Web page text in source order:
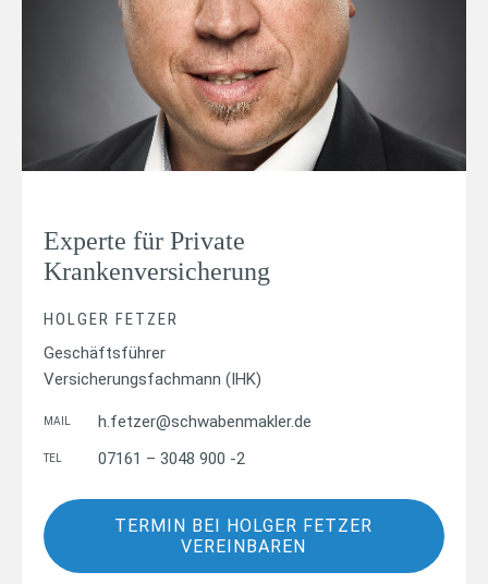
Experte für Private
Krankenversicherung
HOLGER FETZER
Geschäftsführer
Versicherungsfachmann (IHK)
MAIL h.fetzer@schwabenmakler.de
TEL 07161 – 3048 900 -2
TERMIN BEI HOLGER FETZER
VEREINBAREN